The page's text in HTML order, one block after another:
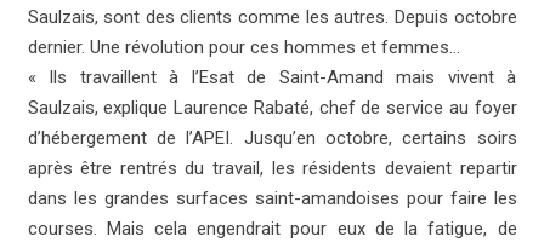
Saulzais, sont des clients comme les autres. Depuis octobre
dernier. Une révolution pour ces hommes et femmes…
« Ils travaillent à l’Esat de Saint-Amand mais vivent à
Saulzais, explique Laurence Rabaté, chef de service au foyer
d’hébergement de l’APEI. Jusqu’en octobre, certains soirs
après être rentrés du travail, les résidents devaient repartir
dans les grandes surfaces saint-amandoises pour faire les
courses. Mais cela engendrait pour eux de la fatigue, de